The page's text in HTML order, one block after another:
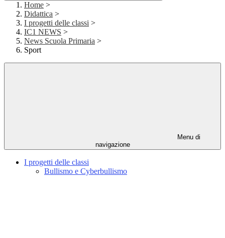
Home >
Didattica >
I progetti delle classi >
IC1 NEWS >
News Scuola Primaria >
Sport
Menu di
navigazione
I progetti delle classi
Bullismo e Cyberbullismo